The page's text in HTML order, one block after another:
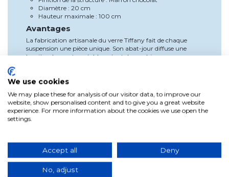
Diamètre : 20 cm
Hauteur maximale : 100 cm
Avantages
La fabrication artisanale du verre Tiffany fait de chaque
suspension une pièce unique. Son abat-jour diffuse une
lumière douce et agréable, créant des ambiances
l’éclairage selon les besoins de chaque espace.
Utilisation et installation
Cette suspension est conçue pour une utilisation en intérieur
et peut être installée dans un salon, une salle à manger, une
chambre, une entrée ou un couloir. Sa hauteur maximale de
Pour garantir un fonctionnement optimal du produit, nous
recommandons que l’installation soit réalisée par un
professionnel qualifié.
We use cookies
We may place these for analysis of our visitor data, to improve our
website, show personalised content and to give you a great website
experience. For more information about the cookies we use open the
settings.
Accept all Deny
No, adjust